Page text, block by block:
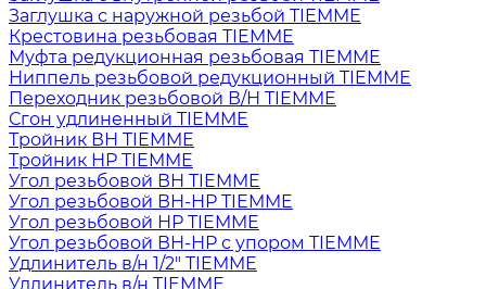
Заглушка с наружной резьбой TIEMME
Крестовина резьбовая TIEMME
Муфта редукционная резьбовая TIEMME
Ниппель резьбовой редукционный TIEMME
Переходник резьбовой В/Н TIEMME
Сгон удлиненный TIEMME
Тройник ВН TIEMME
Тройник НР TIEMME
Угол резьбовой ВН TIEMME
Угол резьбовой ВН-НР TIEMME
Угол резьбовой НР TIEMME
Угол резьбовой ВН-НР с упором TIEMME
Удлинитель в/н 1/2" TIEMME
Удлинитель в/н TIEMME